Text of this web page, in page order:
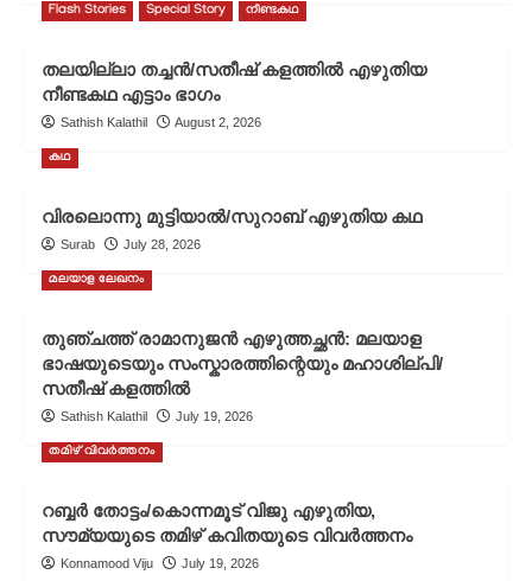
Flash Stories Special Story നീണ്ടകഥ
തലയില്ലാ തച്ചൻ/സതീഷ് കളത്തിൽ എഴുതിയ
നീണ്ടകഥ എട്ടാം ഭാഗം
Sathish Kalathil August 2, 2026
കഥ
വിരലൊന്നു മുട്ടിയാൽ/സുറാബ് എഴുതിയ കഥ
Surab July 28, 2026
മലയാള ലേഖനം
തുഞ്ചത്ത് രാമാനുജൻ എഴുത്തച്ഛൻ: മലയാള
ഭാഷയുടെയും സംസ്കാരത്തിന്റെയും മഹാശില്പി/
സതീഷ് കളത്തിൽ
Sathish Kalathil July 19, 2026
തമിഴ് വിവർത്തനം
റബ്ബർ തോട്ടം/കൊന്നമൂട് വിജു എഴുതിയ,
സൗമ്യയുടെ തമിഴ് കവിതയുടെ വിവർത്തനം
Konnamood Viju July 19, 2026